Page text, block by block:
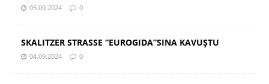
05.09.2024 0
SKALITZER STRASSE “EUROGIDA”SINA KAVUŞTU
04.09.2024 0